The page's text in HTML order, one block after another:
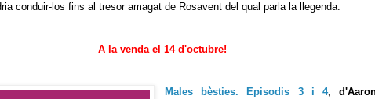
conduir-los fins al tresor amagat de Rosavent del qual parla la llegenda.
A la venda el 14 d'octubre!
Males bèsties. Episodis 3 i 4,